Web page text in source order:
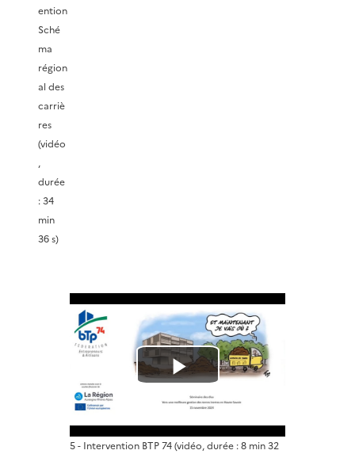
ention
Sché
ma
région
al des
carriè
res
(vidéo
,
durée
: 34
min
36 s)
L
i
5 - Intervention BTP 74(vidéo, durée : 8 min 32